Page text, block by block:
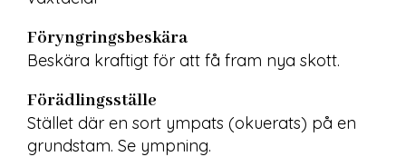
Föryngringsbeskära
Beskära kraftigt för att få fram nya skott.
Förädlingsställe
Stället där en sort ympats (okuerats) på en
grundstam. Se ympning.